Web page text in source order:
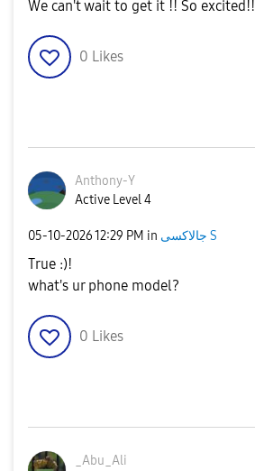
We can't wait to get it !! So excited!!
0 Likes
Anthony-Y
Active Level 4
‎05-10-202612:29 PM in جالاكسى S
True :)!
what's ur phone model?
0 Likes
_Abu_Ali